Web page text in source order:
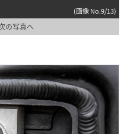
(画像 No.9/13)
の写真へ